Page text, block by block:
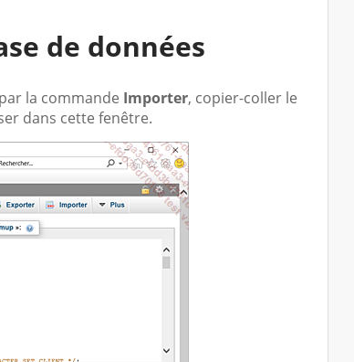
de données
la commande Importer, copier-coller le
dans cette fenêtre.